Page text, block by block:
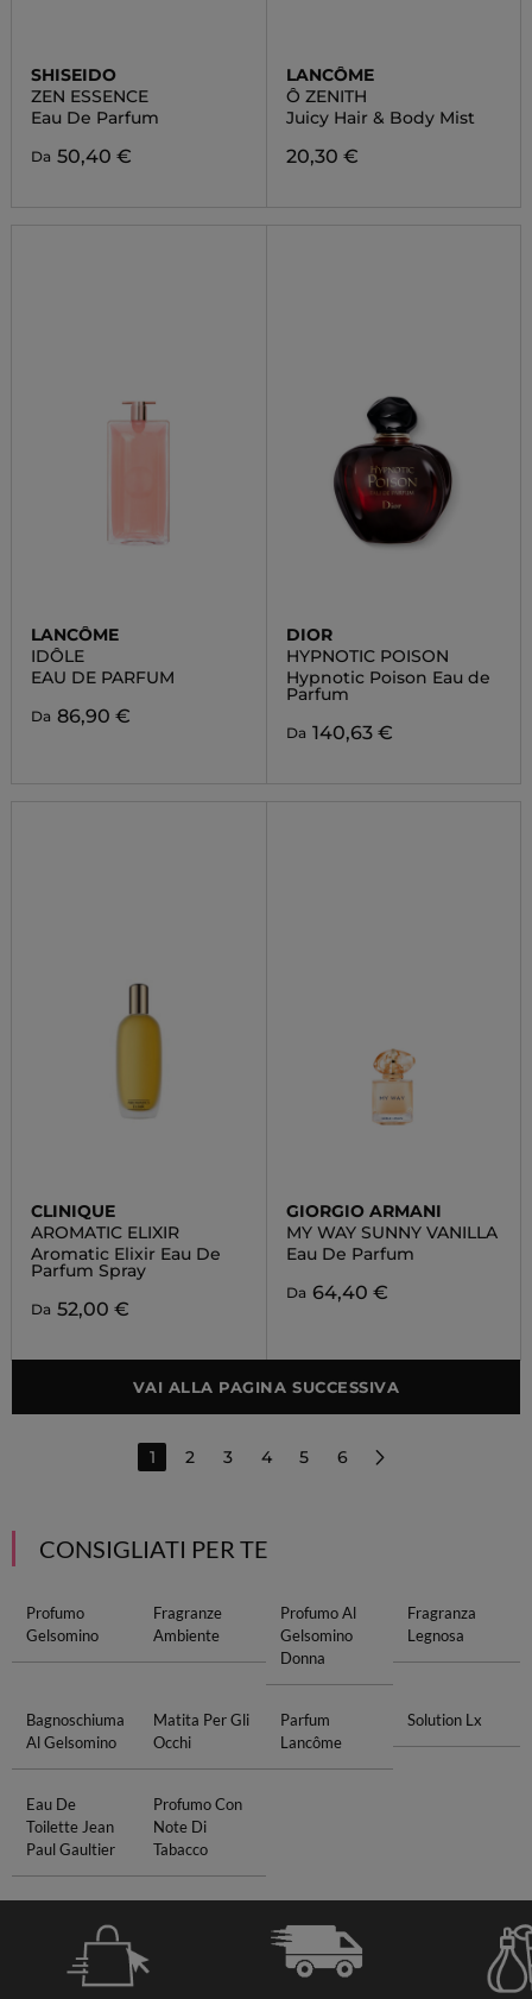
SHISEIDO
ZEN ESSENCE
Eau De Parfum
Da 50,40 €
LANCÔME
Ô ZENITH
Juicy Hair & Body Mist
20,30 €
LANCÔME
IDÔLE
EAU DE PARFUM
Da 86,90 €
DIOR
HYPNOTIC POISON
Hypnotic Poison Eau de
Parfum
Da 140,63 €
CLINIQUE
AROMATIC ELIXIR
Aromatic Elixir Eau De
Parfum Spray
Da 52,00 €
GIORGIO ARMANI
MY WAY SUNNY VANILLA
Eau De Parfum
Da 64,40 €
VAI ALLA PAGINA SUCCESSIVA
1 2 3 4 5 6
CONSIGLIATI PER TE
Profumo
Gelsomino
Fragranze
Ambiente
Profumo Al
Gelsomino
Donna
Fragranza
Legnosa
Bagnoschiuma
Al Gelsomino
Matita Per Gli
Occhi
Parfum
Lancôme
Solution Lx
Eau De
Toilette Jean
Paul Gaultier
Profumo Con
Note Di
Tabacco